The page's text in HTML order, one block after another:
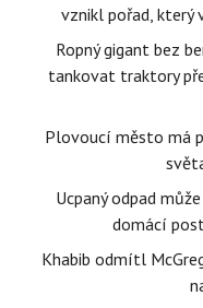
vznikl pořad, který
Ropný gigant bez
tankovat traktory
Plovoucí město má
Ucpaný odpad
domácí
Khabib odmítl